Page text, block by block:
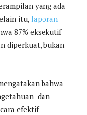
yang ada
itu, laporan
87% eksekutif
diperkuat, bukan
bahwa
dan
efektif